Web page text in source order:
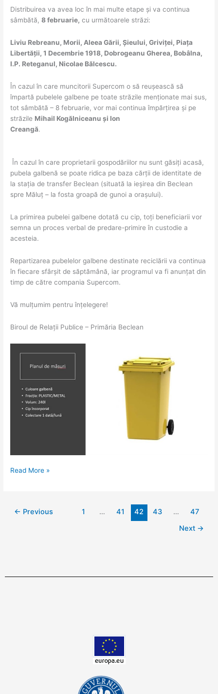
Distribuirea va avea loc în mai multe etape și va continua
sâmbătă,8 februarie, cu următoarele străzi:
Liviu Rebreanu, Morii, Aleea Gării, Șieului, Griviței, Piața
Libertății, 1 Decembrie 1918, Dobrogeanu Gherea, Bobâlna,
I.P. Reteganul, Nicolae Bălcescu.
În cazul în care muncitorii Supercom o să reușească să
împartă pubelele galbene pe toate străzile menționate mai sus,
tot sâmbătă – 8 februarie, vor mai continua împărțirea și pe
străzile Mihail Kogălniceanu și Ion
Creangă.
În cazul în care proprietarii gospodăriilor nu sunt găsiți acasă,
pubela galbenă se poate ridica pe baza cărții de identitate de
la stația de transfer Beclean (situată la ieșirea din Beclean
spre Măluț – la fosta groapă de gunoi a orașului).
La primirea pubelei galbene dotată cu cip, toți beneficiarii vor
semna un proces verbal de predare-primire în custodie a
acesteia.
Repartizarea pubelelor galbene destinate reciclării va continua
în fiecare sfârșit de săptămână, iar programul va fi anunțat din
timp de către compania Supercom.
Vă mulțumim pentru înțelegere!
Biroul de Relații Publice – Primăria Beclean
Read More »
← Previous 1 … 41 42 43 …
47
Next →